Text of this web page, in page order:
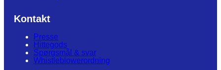
Kontakt
Presse
Hittegods
Spørgsmål & svar
Whistleblowerordning